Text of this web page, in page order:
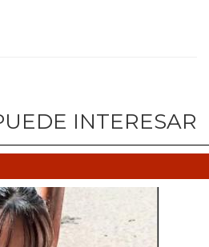
INTERESAR